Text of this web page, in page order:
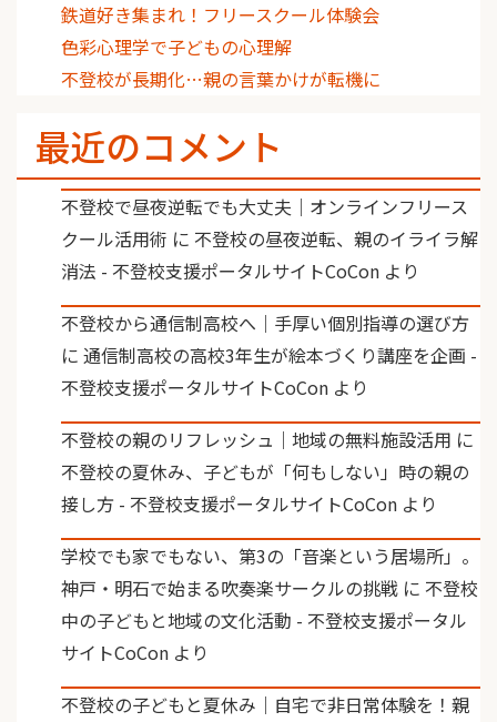
鉄道好き集まれ！フリースクール体験会
色彩心理学で子どもの心理解
不登校が長期化…親の言葉かけが転機に
最近のコメント
不登校で昼夜逆転でも大丈夫｜オンラインフリース
クール活用術 に 不登校の昼夜逆転、親のイライラ解
消法 - 不登校支援ポータルサイトCoCon より
不登校から通信制高校へ｜手厚い個別指導の選び方
に 通信制高校の高校3年生が絵本づくり講座を企画 -
不登校支援ポータルサイトCoCon より
不登校の親のリフレッシュ｜地域の無料施設活用 に
不登校の夏休み、子どもが「何もしない」時の親の
接し方 - 不登校支援ポータルサイトCoCon より
学校でも家でもない、第3の「音楽という居場所」。
神戸・明石で始まる吹奏楽サークルの挑戦 に 不登校
中の子どもと地域の文化活動 - 不登校支援ポータル
サイトCoCon より
不登校の子どもと夏休み｜自宅で非日常体験を！親